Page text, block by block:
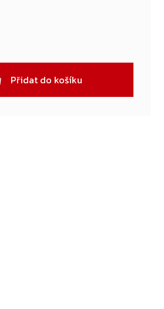
Přidat do košíku